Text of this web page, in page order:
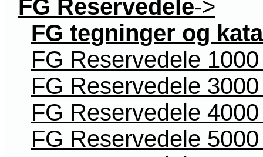
FG Reservedele->
FG tegninger og
FG Reservedele
FG Reservedele
FG Reservedele
FG Reservedele